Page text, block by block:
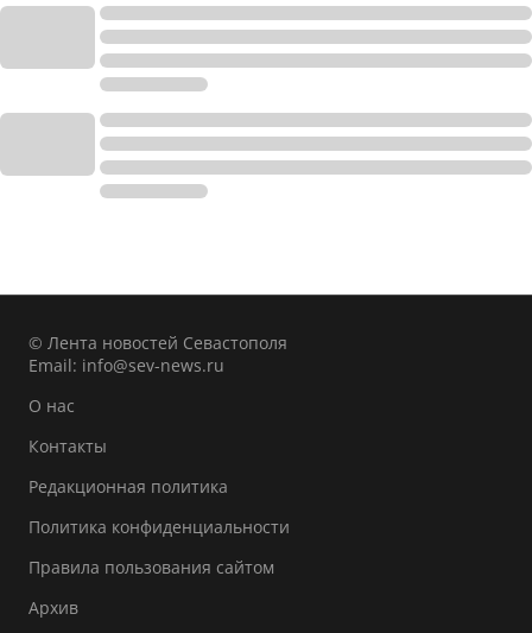
© Лента новостей Севастополя
Email: info@sev-news.ru
О нас
Контакты
Редакционная политика
Политика конфиденциальности
Правила пользования сайтом
Архив